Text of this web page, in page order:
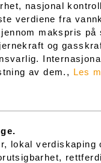
nasjonal
verdiene fra
makspris
og
av dem., Les
lokal